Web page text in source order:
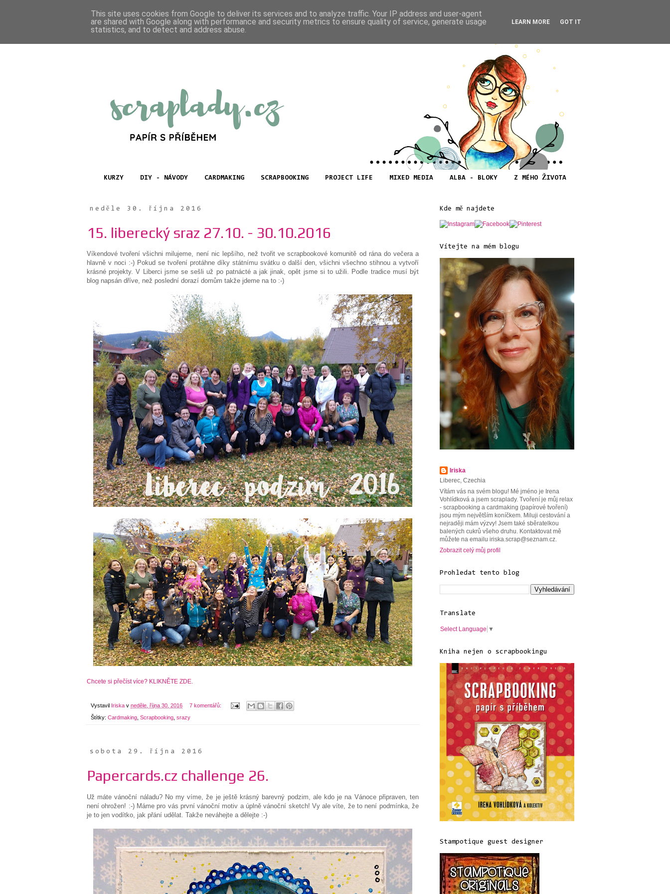
KURZY DIY - NÁVODY CARDMAKING SCRAPBOOKING PROJECT LIFE MIXED MEDIA ALBA - BLOKY Z MÉHO ŽIVOTA
neděle 30. října 2016
15. liberecký sraz 27.10. - 30.10.2016
Víkendové tvoření všichni milujeme, není nic lepšího, než tvořit ve scrapbookové komunitě od rána do večera a
hlavně v noci :-) Pokud se tvoření protáhne díky státnímu svátku o další den, všichni všechno stihnou a vytvoří
krásné projekty. V Liberci jsme se sešli už po patnácté a jak jinak, opět jsme si to užili. Podle tradice musí být
blog napsán dříve, než poslední dorazí domům takže jdeme na to :-)
Chcete si přečíst více? KLIKNĚTE ZDE.
Vystavil Iriska v neděle, října 30, 2016 7 komentářů:
Štítky: Cardmaking Scrapbooking srazy
sobota 29. října 2016
Papercards.cz challenge 26.
Už máte vánoční náladu? No my víme, že je ještě krásný barevný podzim, ale kdo je na Vánoce připraven, ten
není ohrožen! :-) Máme pro vás první vánoční motiv a úplně vánoční sketch! Vy ale víte, že to není podmínka, že
je to jen vodítko, jak přání udělat. Takže neváhejte a dělejte :-)
Kde mě najdete
Vítejte na mém blogu
Iriska
Liberec, Czechia
Vítám vás na svém blogu! Mé jméno je Irena
Vohlídková a jsem scraplady. Tvoření je můj relax
- scrapbooking a cardmaking (papírové tvoření)
jsou mým největším koníčkem. Miluji cestování a
nejraději mám výzvy! Jsem také sběratelkou
balených cukrů všeho druhu. Kontaktovat mě
můžete na emailu iriska.scrap@seznam.cz.
Zobrazit celý můj profil
Prohledat tento blog
Translate
Select Language ▼
Kniha nejen o scrapbookingu
Stampotique guest designer
This site uses cookies from Google to deliver its services and to analyze traffic. Your IP address and user-agent
are shared with Google along with performance and security metrics to ensure quality of service, generate usage
statistics, and to detect and address abuse.
LEARN MORE GOT IT